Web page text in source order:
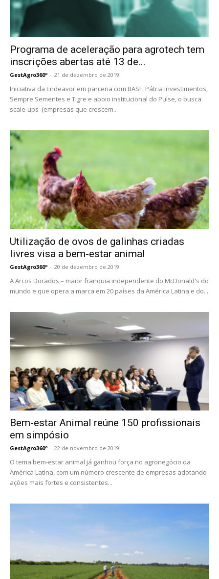
Programa de aceleração para agrotech tem
inscrições abertas até 13 de...
GestAgro360º - 21 de dezembro de 2019
Iniciativa da Endeavor em parceria com BASF, Pátria Investimentos,
Sempre Sementes e Tigre e apoio institucional do Pulse, o busca
scale-ups (empresas que crescem...
Utilização de ovos de galinhas criadas
livres visa a bem-estar animal
GestAgro360º - 20 de dezembro de 2019
A Arcos Dorados – maior franquia independente do McDonald's do
mundo e que opera a marca em 20 países da América Latina e do...
Bem-estar Animal reúne 150 profissionais
em simpósio
GestAgro360º - 22 de novembro de 2019
O tema bem-estar animal já ganhou força no agronegócio da
América Latina, com um número crescente de empresas adotando
ações mais fortes e consistentes...